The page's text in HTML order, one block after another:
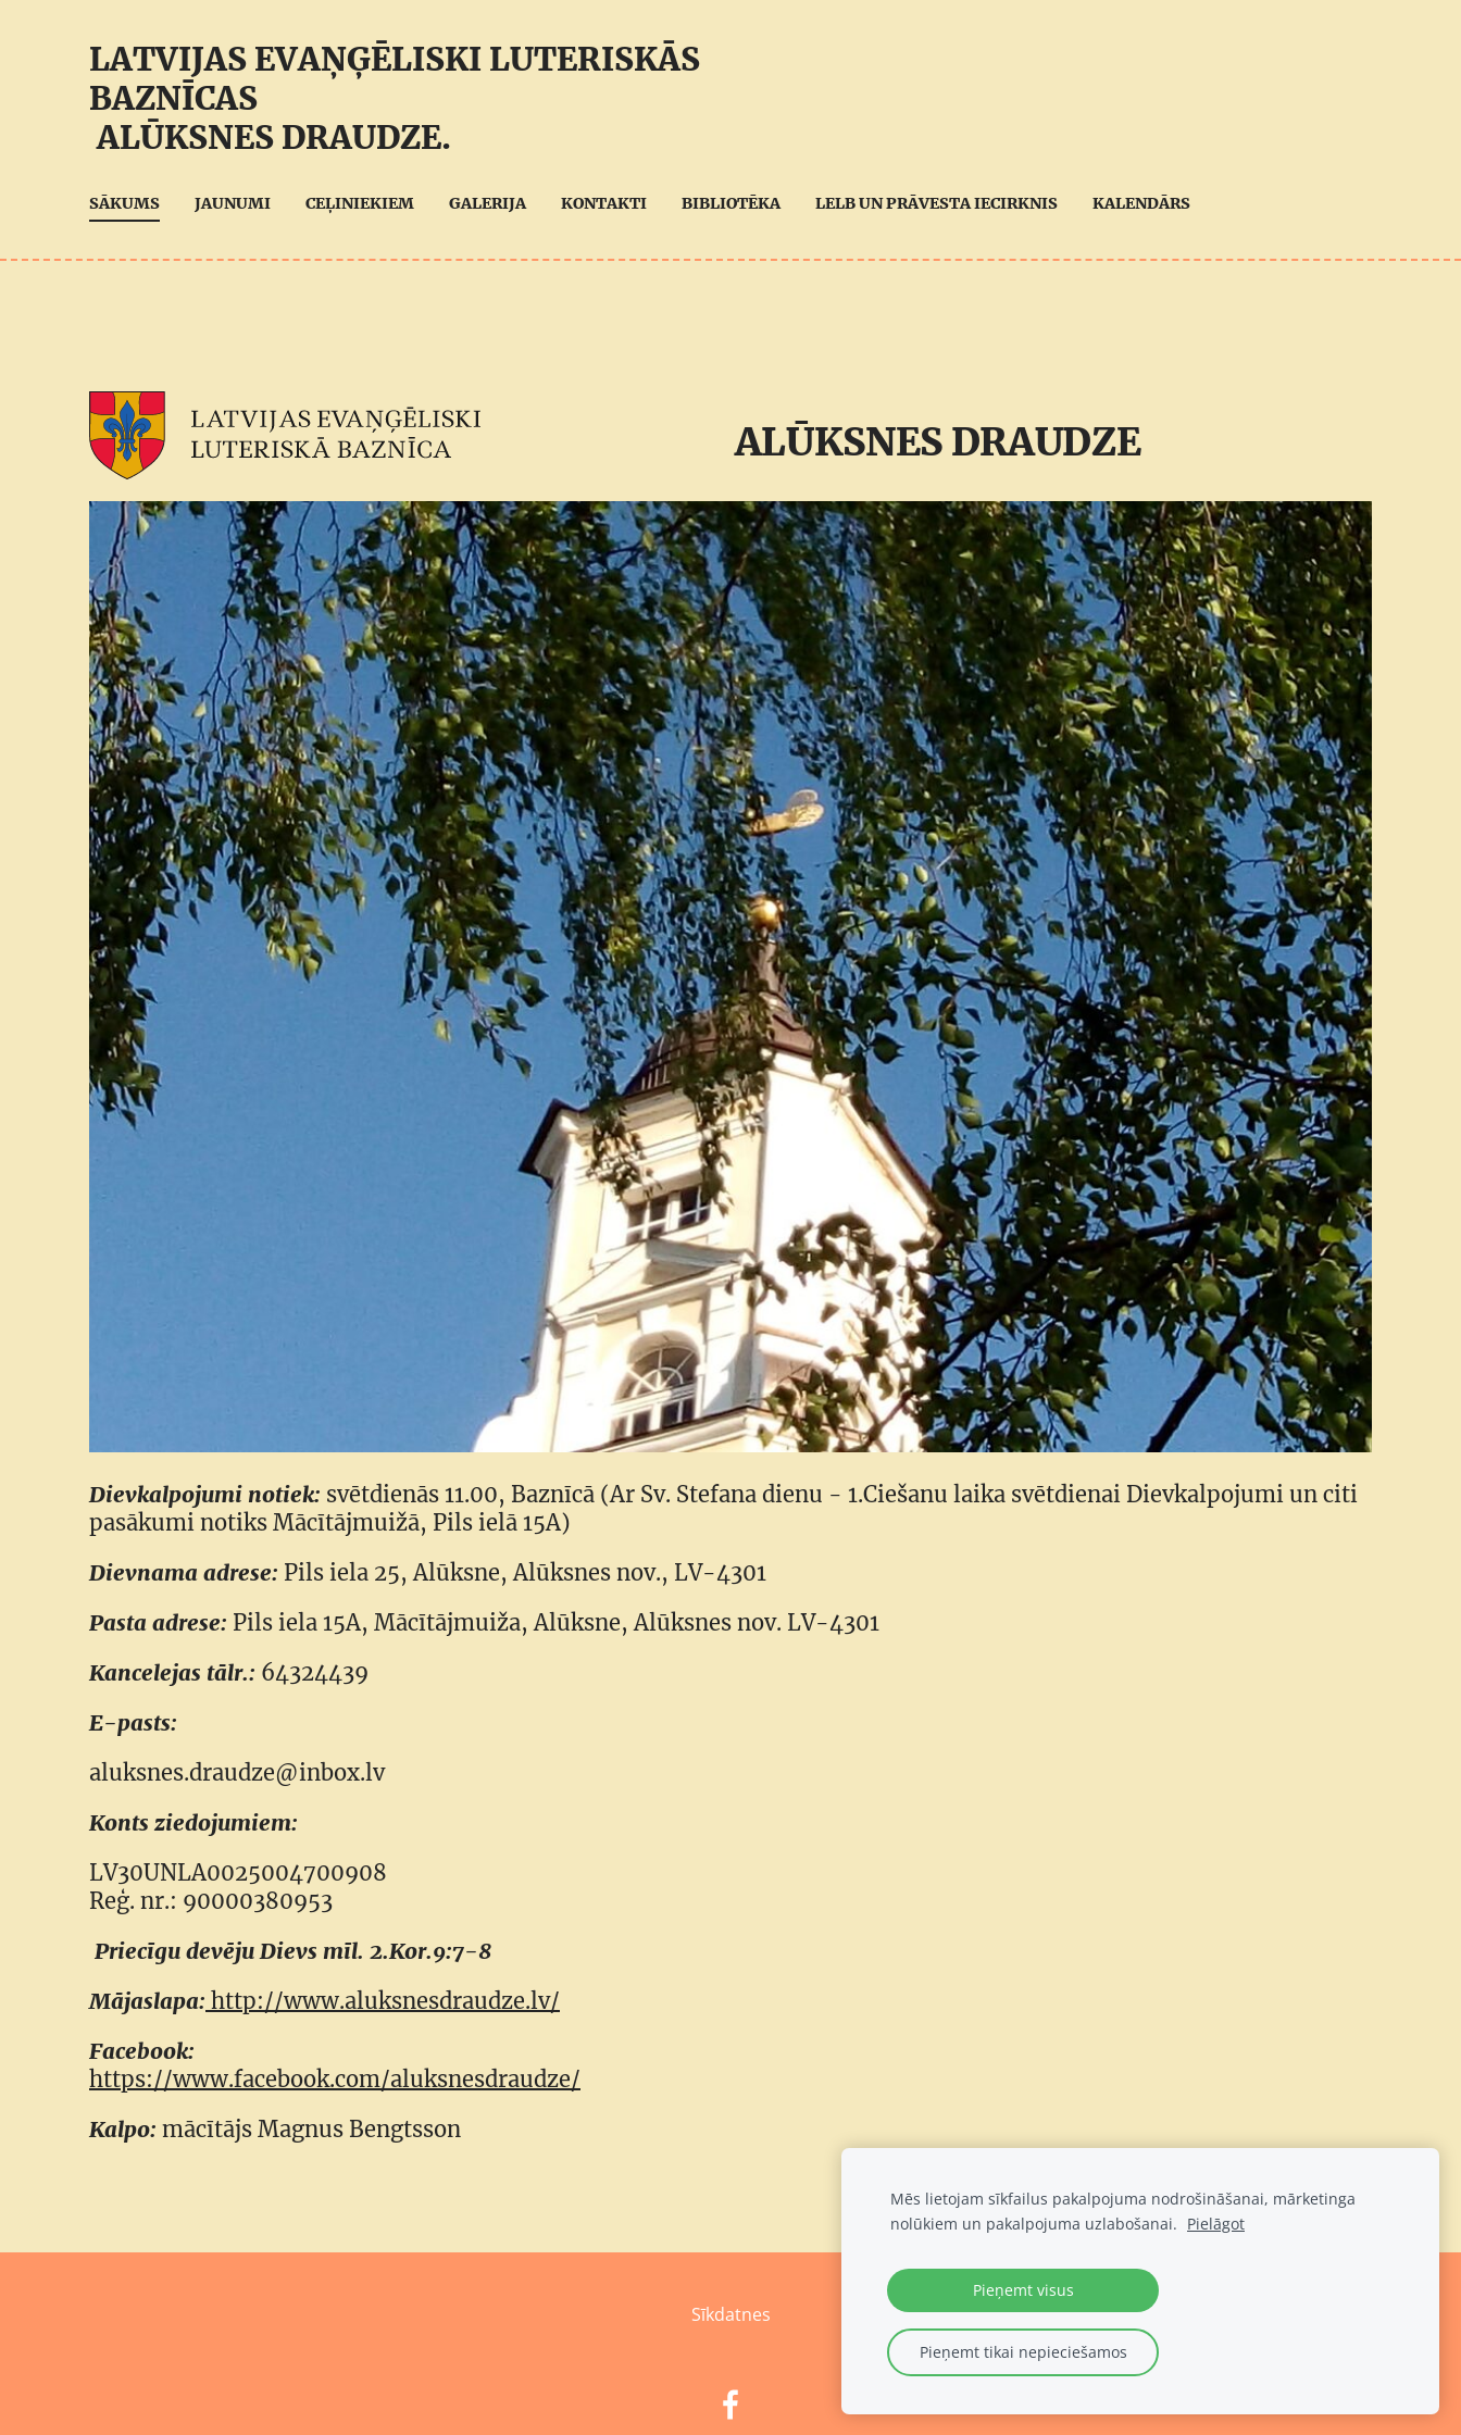
LATVIJAS EVAŅĢĒLISKI LUTERISKĀS
BAZNĪCAS
ALŪKSNES DRAUDZE.
SĀKUMS JAUNUMI CEĻINIEKIEM GALERIJA KONTAKTI BIBLIOTĒKA LELB UN PRĀVESTA IECIRKNIS KALENDĀRS
ALŪKSNES DRAUDZE
Dievkalpojumi notiek: svētdienās 11.00, Baznīcā (Ar Sv. Stefana dienu - 1.Ciešanu laika svētdienai Dievkalpojumi un citi
pasākumi notiks Mācītājmuižā, Pils ielā 15A)
Dievnama adrese: Pils iela 25, Alūksne, Alūksnes nov., LV-4301
Pasta adrese: Pils iela 15A, Mācītājmuiža, Alūksne, Alūksnes nov. LV-4301
Kancelejas tālr.: 64324439
E-pasts:
aluksnes.draudze@inbox.lv
Konts ziedojumiem:
LV30UNLA0025004700908
Reģ. nr.: 90000380953
Priecīgu devēju Dievs mīl. 2.Kor.9:7-8
Mājaslapa: http://www.aluksnesdraudze.lv/
Facebook:
https://www.facebook.com/aluksnesdraudze/
Kalpo: mācītājs Magnus Bengtsson
Sīkdatnes
Mēs lietojam sīkfailus pakalpojuma nodrošināšanai, mārketinga
nolūkiem un pakalpojuma uzlabošanai. Pielāgot
Pieņemt visus
Pieņemt tikai nepieciešamos